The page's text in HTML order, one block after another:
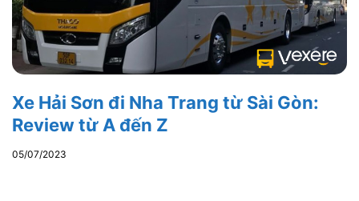
Xe Hải Sơn đi Nha Trang từ Sài Gòn:
Review từ A đến Z
05/07/2023